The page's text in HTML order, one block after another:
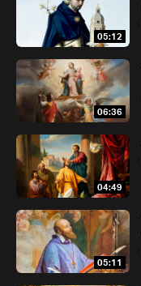
05:12
06:36
04:49
05:11